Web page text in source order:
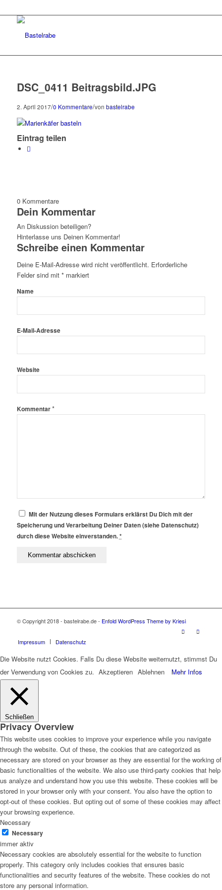
DSC_0411 Beitragsbild.JPG
2. April 2017/0 Kommentare/von bastelrabe
Eintrag teilen
0 Kommentare
Dein Kommentar
An Diskussion beteiligen?
Hinterlasse uns Deinen Kommentar!
Schreibe einen Kommentar
Deine E-Mail-Adresse wird nicht veröffentlicht. Erforderliche
Felder sind mit *markiert
Name
E-Mail-Adresse
Website
Kommentar*
Mit der Nutzung dieses Formulars erklärst Du Dich mit der
Speicherung und Verarbeitung Deiner Daten (siehe Datenschutz)
durch diese Website einverstanden.*
© Copyright 2018 - bastelrabe.de - Enfold WordPress Theme by Kriesi
Impressum Datenschutz
Die Website nutzt Cookies. Falls Du diese Website weiternutzt, stimmst Du
der Verwendung von Cookies zu. Akzeptieren Ablehnen Mehr Infos
Schließen
Privacy Overview
This website uses cookies to improve your experience while you navigate
through the website. Out of these, the cookies that are categorized as
necessary are stored on your browser as they are essential for the working of
basic functionalities of the website. We also use third-party cookies that help
us analyze and understand how you use this website. These cookies will be
stored in your browser only with your consent. You also have the option to
opt-out of these cookies. But opting out of some of these cookies may affect
your browsing experience.
Necessary
Necessary
immer aktiv
Necessary cookies are absolutely essential for the website to function
properly. This category only includes cookies that ensures basic
functionalities and security features of the website. These cookies do not
store any personal information.